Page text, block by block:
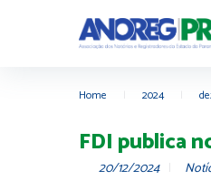
Home 2024
FDI publica
20/12/2024